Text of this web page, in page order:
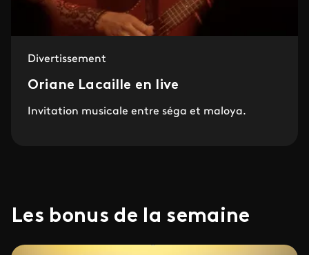
Divertissement
Oriane Lacaille en live
Invitation musicale entre séga et maloya.
Les bonus de la semaine